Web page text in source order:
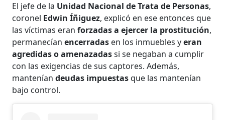
El jefe de la Unidad Nacional de Trata de Personas,
coronel Edwin Íñiguez, explicó en ese entonces que
las víctimas eranforzadas a ejercer la prostitución,
permanecíanencerradas en los inmuebles yeran
agredidas o amenazadassi se negaban a cumplir
con las exigencias de sus captores. Además,
manteníandeudas impuestasque las mantenían
bajo control.